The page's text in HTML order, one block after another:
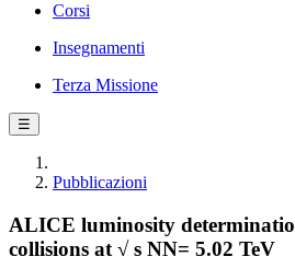
Corsi
Insegnamenti
Terza Missione
☰
Pubblicazioni
ALICE luminosity
collisions at √ s NN= 5.02 TeV